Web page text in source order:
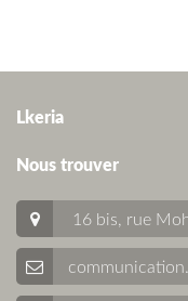
Lkeria
Nous trouver
16 bis, rue